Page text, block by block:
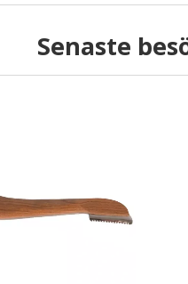
Senaste